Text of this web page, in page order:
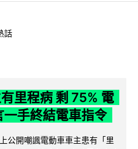
話
里程病 剩 75% 電
手終結電車指令
公開嘲諷電動車車主患有「里